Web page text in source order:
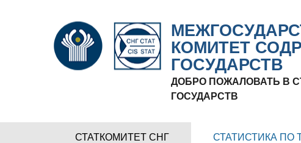
КОМИТЕТ
ГОСУДАРСТВ
ДОБРО ПОЖАЛОВАТЬ В
ГОСУДАРСТВ
СТАТКОМИТЕТ СНГ СТАТИСТИКА ПО